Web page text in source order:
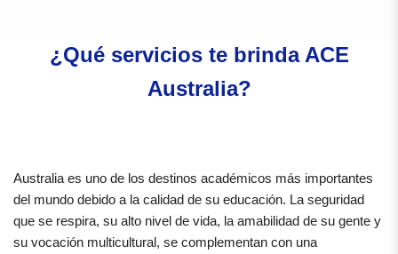
¿Qué servicios te brinda ACE
Australia?
Australia es uno de los destinos académicos más importantes
del mundo debido a la calidad de su educación. La seguridad
que se respira, su alto nivel de vida, la amabilidad de su gente y
su vocación multicultural, se complementan con una